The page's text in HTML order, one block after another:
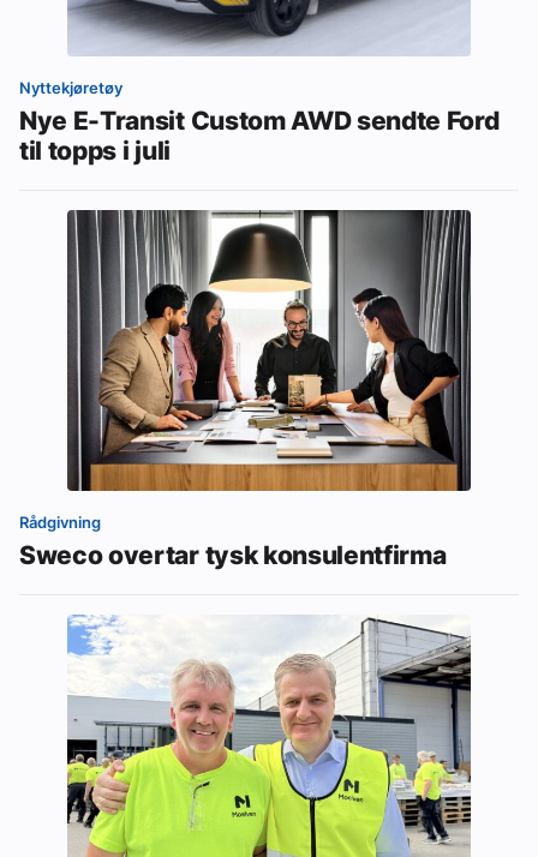
Nyttekjøretøy
Nye E-Transit Custom AWD sendte Ford
til topps i juli
Rådgivning
Sweco overtar tysk konsulentfirma